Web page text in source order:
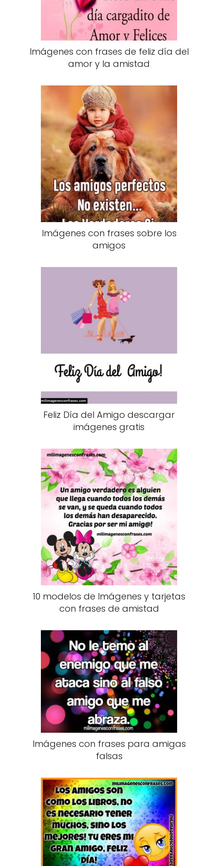
Imágenes con frases de feliz día del
amor y la amistad
Imágenes con frases sobre los
amigos
Feliz Día del Amigo descargar
imágenes gratis
10 modelos de Imágenes y tarjetas
con frases de amistad
Imágenes con frases para amigas
falsas